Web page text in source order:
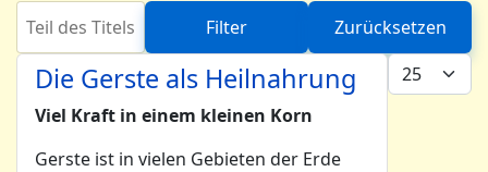
Teil des Titels eingeben
Filter
Zurücksetzen
Anzeige #
Die Gerste als Heilnahrung
Viel Kraft in einem kleinen Korn
Gerste ist in vielen Gebieten der Erde